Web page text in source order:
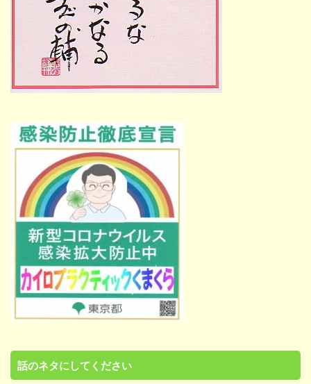
話のネタにしてください